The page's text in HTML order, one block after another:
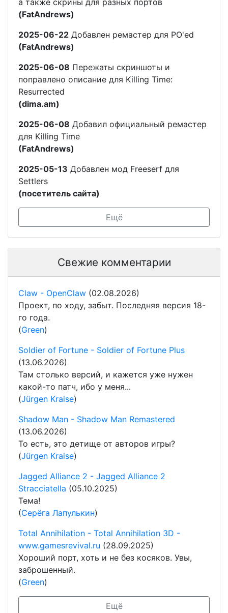
(FatAndrews)
2025-06-22 Добавлен ремастер для PO'ed
(FatAndrews)
2025-06-08 Пережаты скриншоты и
поправлено описание для Killing Time:
Resurrected
(dima.am)
2025-06-08 Добавил официальный ремастер
для Killing Time
(FatAndrews)
2025-05-13 Добавлен мод Freeserf для
Settlers
(посетитель сайта)
Ещё
Свежие комментарии
Claw - OpenClaw (02.08.2026)
Проект, по ходу, забыт. Последняя версия 18-
го года.
(Green)
Soldier of Fortune - Soldier of Fortune Plus
(13.06.2026)
Там столько версий, и кажется уже нужен
какой-то патч, ибо у меня...
(Jürgen Kraise)
Shadow Man - Shadow Man Remastered
(13.06.2026)
То есть, это детище от авторов игры?
(Jürgen Kraise)
Jagged Alliance 2 - Jagged Alliance 2
Stracciatella (05.10.2025)
Тема!
(Серёга Лапулькин)
Total Annihilation - Total Annihilation 3D -
www.gamesrevival.ru (28.09.2025)
Хороший порт, хоть и не без косяков. Увы,
заброшенный.
(Green)
Ещё